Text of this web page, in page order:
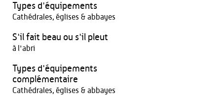
Types d'équipements
Cathédrales, églises & abbayes
S'il fait beau ou s'il pleut
à l'abri
Types d'équipements
complémentaire
Cathédrales, églises & abbayes